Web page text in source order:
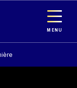
MENU